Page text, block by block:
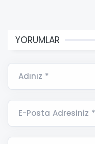
YORUMLAR
Adınız *
E-Posta Adresiniz *